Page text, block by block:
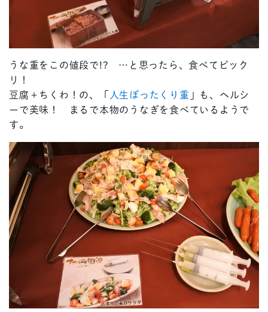
うな重をこの値段で!? …と思ったら、食べてビック
リ！
豆腐＋ちくわ！の、「
人生ぼったくり重 」も、ヘルシ
ーで美味！ まるで本物のうなぎを食べているようで
す。